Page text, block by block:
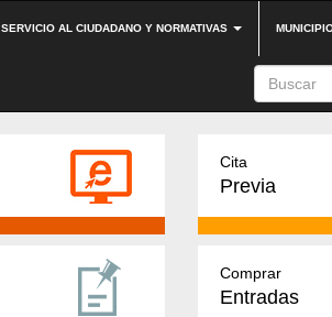
SERVICIO AL CIUDADANO Y NORMATIVAS
Cita
Previa
Comprar
Entradas